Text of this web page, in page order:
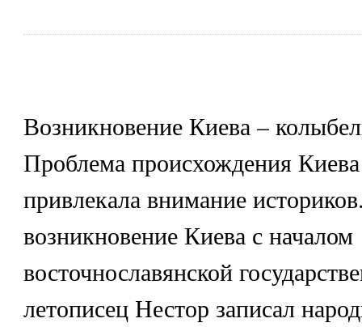
Возникновение Киева –
Проблема происхождения
привлекала внимание
возникновение Киева с началом
восточнославянской
летописец Нестор записал